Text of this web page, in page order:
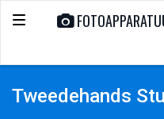
Toggle
Tweedehands